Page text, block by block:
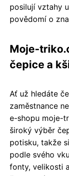
posilují vztahy
povědomí o
Moje-
čepice a
Ať už hledáte
zaměstnance
e-shopu moje-
široký výběr
potisku, takže
podle svého
fonty, velikosti